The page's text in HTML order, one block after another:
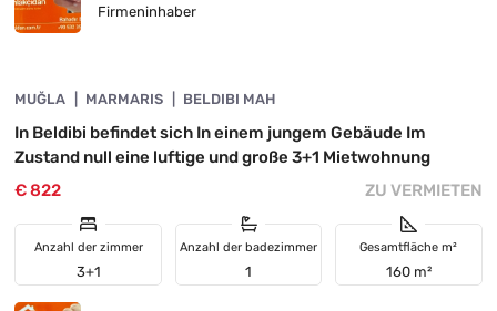
Firmeninhaber
VORGESTELLT
MUĞLA MARMARIS BELDIBI MAH
In Beldibi befindet sich In einem jungem Gebäude Im
Zustand null eine luftige und große 3+1 Mietwohnung
€ 822
ZU VERMIETEN
Anzahl der zimmer
3+1
Anzahl der badezimmer
1
Gesamtfläche m²
160 m²